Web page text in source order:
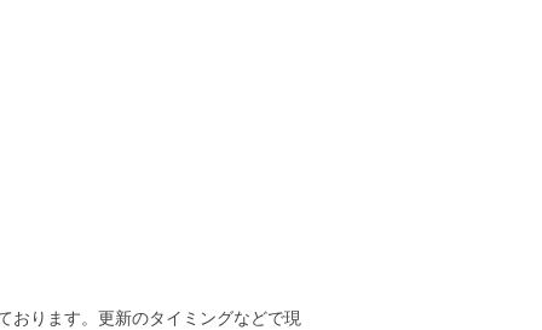
おります。更新のタイミングなどで現